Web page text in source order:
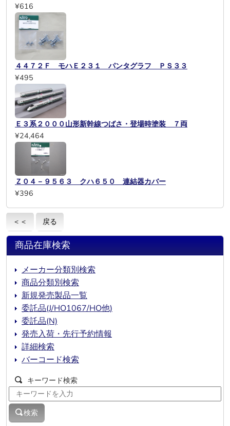
¥616
４４７２Ｆ モハＥ２３１ パンタグラフ ＰＳ３３
¥495
Ｅ３系２０００山形新幹線つばさ・登場時塗装 ７両
¥24,464
Ｚ０４－９５６３ クハ６５０ 連結器カバー
¥396
＜＜ 戻る
商品在庫検索
メーカー分類別検索
商品分類別検索
新規発売製品一覧
委託品(J/HO1067/HO他)
委託品(N)
発売入荷・先行予約情報
詳細検索
バーコード検索
キーワード検索
検索